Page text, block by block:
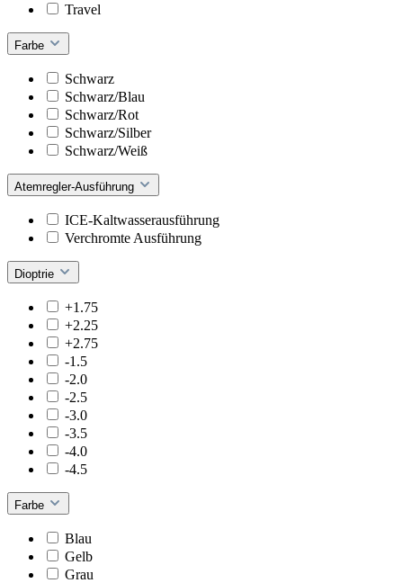
Travel
Farbe
Schwarz
Schwarz/Blau
Schwarz/Rot
Schwarz/Silber
Schwarz/Weiß
Atemregler-Ausführung
ICE-Kaltwasserausführung
Verchromte Ausführung
Dioptrie
+1.75
+2.25
+2.75
-1.5
-2.0
-2.5
-3.0
-3.5
-4.0
-4.5
Farbe
Blau
Gelb
Grau